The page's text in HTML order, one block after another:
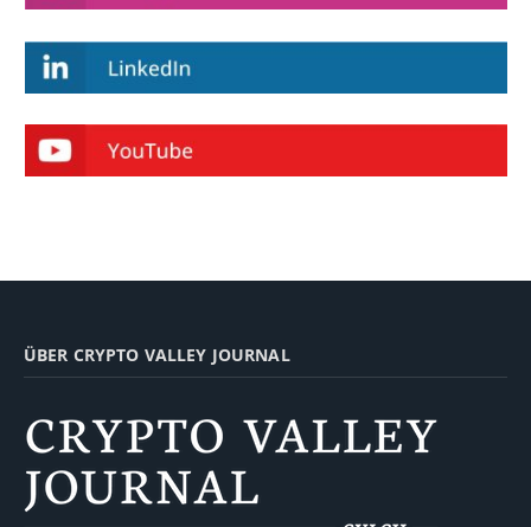
ÜBER CRYPTO VALLEY JOURNAL